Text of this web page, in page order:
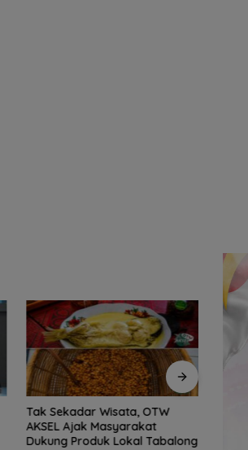
DPRD Balangan Manfaatkan
Podcast untuk Perluas
Informasi dan Serap Aspirasi